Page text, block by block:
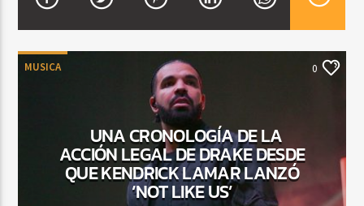
TITLE
ARTIST
CURRENT SHOW
FIESTA DJ MIX
12:00 AM
MUSICA 0
UNA CRONOLOGÍA DE LA
ACCIÓN LEGAL DE DRAKE DESDE
QUE KENDRICK LAMAR LANZÓ
‘NOT LIKE US’